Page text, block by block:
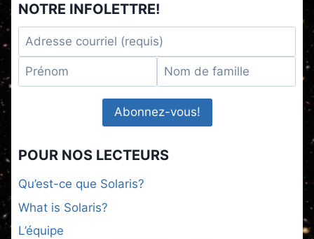
NOTRE INFOLETTRE!
POUR NOS LECTEURS
Qu’est-ce que Solaris?
What is Solaris?
L’équipe